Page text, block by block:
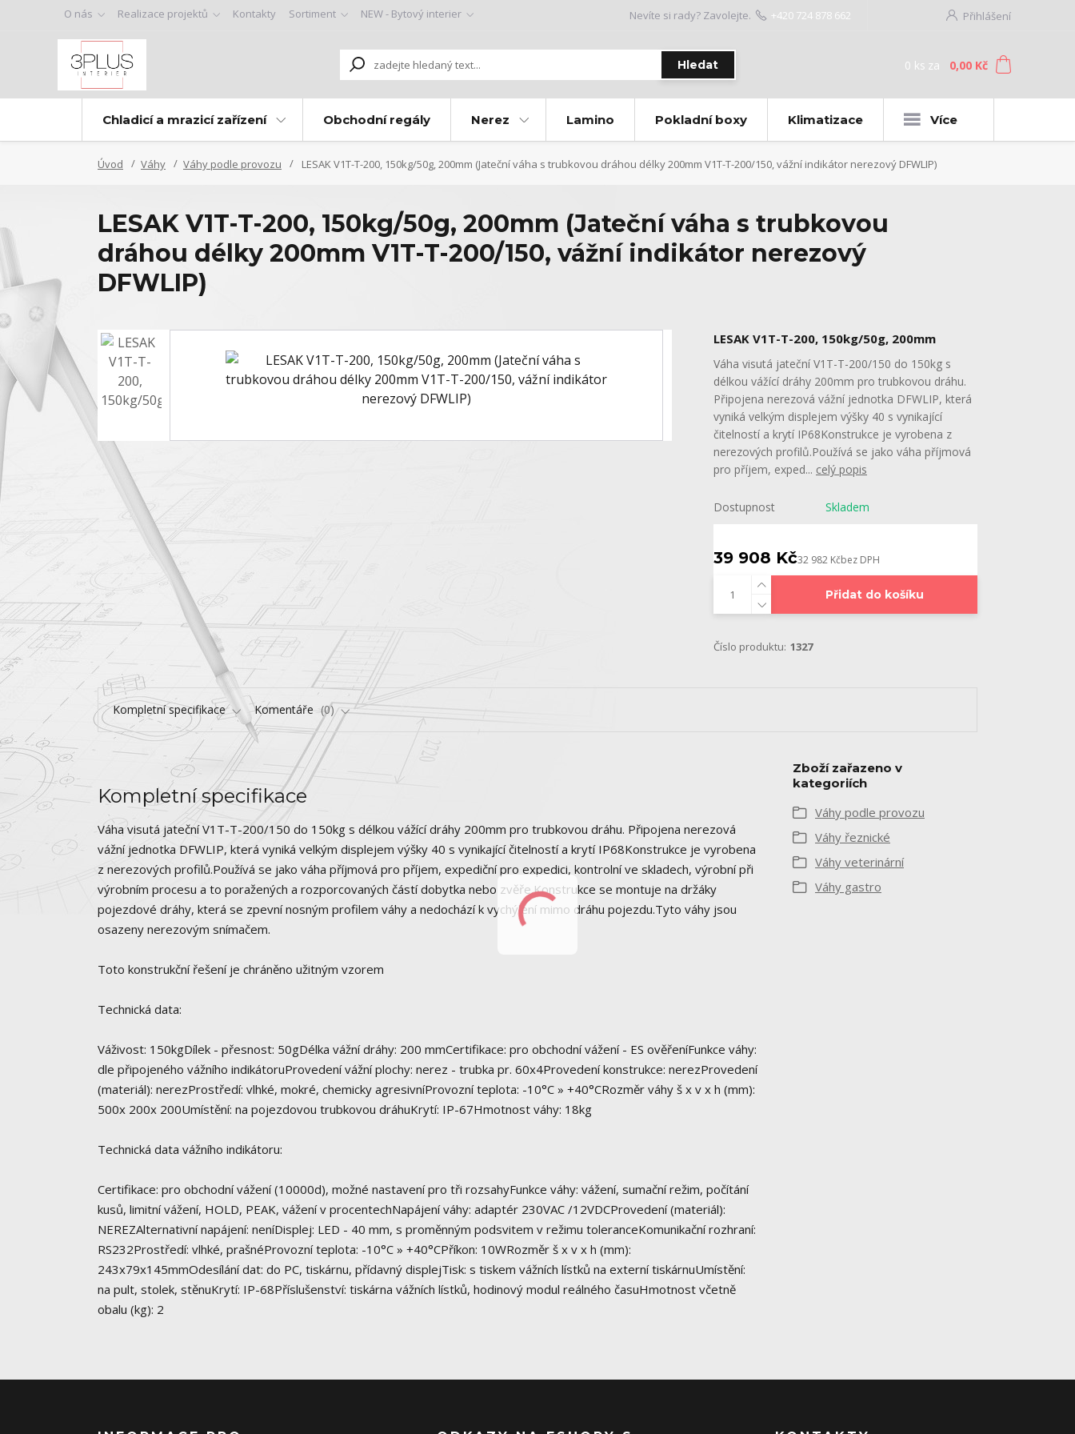
O nás Realizace projektů Kontakty Sortiment NEW - Bytový interier Přihlášení
Hledat
Nevíte si rady? Zavolejte. +420 724 878 662
0 ks za 0,00 Kč
Chladicí a mrazicí zařízení Obchodní regály Nerez Lamino Pokladní boxy Klimatizace Více
Úvod Váhy Váhy podle provozu LESAK V1T-T-200, 150kg/50g, 200mm (Jateční váha s trubkovou dráhou délky 200mm V1T-T-200/150, vážní indikátor nerezový DFWLIP)
LESAK V1T-T-200, 150kg/50g, 200mm (Jateční váha s trubkovou
dráhou délky 200mm V1T-T-200/150, vážní indikátor nerezový
DFWLIP)
LESAK V1T-T-200, 150kg/50g, 200mm
Váha visutá jateční V1T-T-200/150 do 150kg s
délkou vážící dráhy 200mm pro trubkovou dráhu.
Připojena nerezová vážní jednotka DFWLIP, která
vyniká velkým displejem výšky 40 s vynikající
čitelností a krytí IP68Konstrukce je vyrobena z
nerezových profilů.Používá se jako váha příjmová
pro příjem, exped... celý popis
Dostupnost Skladem
39 908 Kč32 982 Kčbez DPH
Přidat do košíku
Číslo produktu: 1327
Kompletní specifikace Komentáře 0
Kompletní specifikace
Váha visutá jateční V1T-T-200/150 do 150kg s délkou vážící dráhy 200mm pro trubkovou dráhu. Připojena nerezová
vážní jednotka DFWLIP, která vyniká velkým displejem výšky 40 s vynikající čitelností a krytí IP68Konstrukce je vyrobena
z nerezových profilů.Používá se jako váha příjmová pro příjem, expediční pro expedici, kontrolní ve skladech, výrobní při
výrobním procesu a to poražených a rozporcovaných částí dobytka nebo zvěře.Konstrukce se montuje na držáky
pojezdové dráhy, která se zpevní nosným profilem váhy a nedochází k vychýlení mimo dráhu pojezdu.Tyto váhy jsou
osazeny nerezovým snímačem.
Toto konstrukční řešení je chráněno užitným vzorem
Technická data:
Váživost: 150kgDílek - přesnost: 50gDélka vážní dráhy: 200 mmCertifikace: pro obchodní vážení - ES ověřeníFunkce váhy:
dle připojeného vážního indikátoruProvedení vážní plochy: nerez - trubka pr. 60x4Provedení konstrukce: nerezProvedení
(materiál): nerezProstředí: vlhké, mokré, chemicky agresivníProvozní teplota: -10°C » +40°CRozměr váhy š x v x h (mm):
500x 200x 200Umístění: na pojezdovou trubkovou dráhuKrytí: IP-67Hmotnost váhy: 18kg
Technická data vážního indikátoru:
Certifikace: pro obchodní vážení (10000d), možné nastavení pro tři rozsahyFunkce váhy: vážení, sumační režim, počítání
kusů, limitní vážení, HOLD, PEAK, vážení v procentechNapájení váhy: adaptér 230VAC /12VDCProvedení (materiál):
NEREZAlternativní napájení: neníDisplej: LED - 40 mm, s proměnným podsvitem v režimu toleranceKomunikační rozhraní:
RS232Prostředí: vlhké, prašnéProvozní teplota: -10°C » +40°CPříkon: 10WRozměr š x v x h (mm):
243x79x145mmOdesílání dat: do PC, tiskárnu, přídavný displejTisk: s tiskem vážních lístků na externí tiskárnuUmístění:
na pult, stolek, stěnuKrytí: IP-68Příslušenství: tiskárna vážních lístků, hodinový modul reálného časuHmotnost včetně
obalu (kg): 2
Zboží zařazeno v
kategoriích
Váhy podle provozu
Váhy řeznické
Váhy veterinární
Váhy gastro